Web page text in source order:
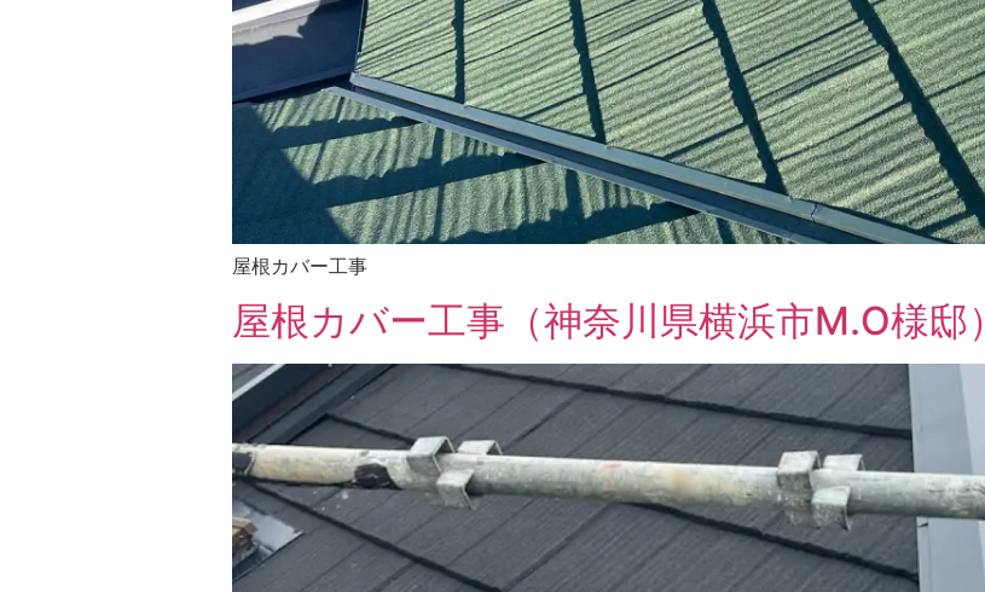
屋根カバー工事
屋根カバー工事（神奈川県横浜市M.O様邸）